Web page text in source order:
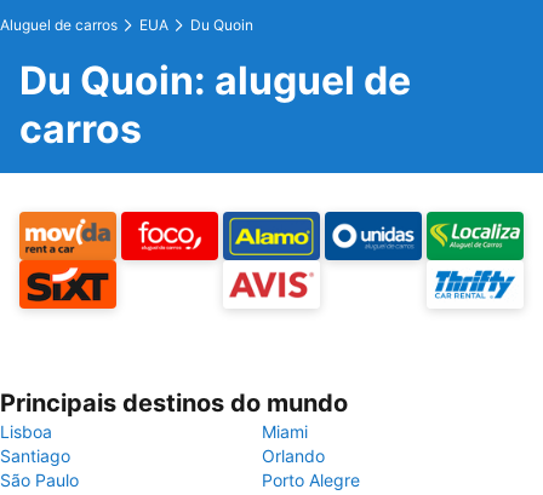
Aluguel de carros EUA Du Quoin
Du Quoin: aluguel de
carros
Principais destinos do mundo
Lisboa
Miami
Santiago
Orlando
São Paulo
Porto Alegre